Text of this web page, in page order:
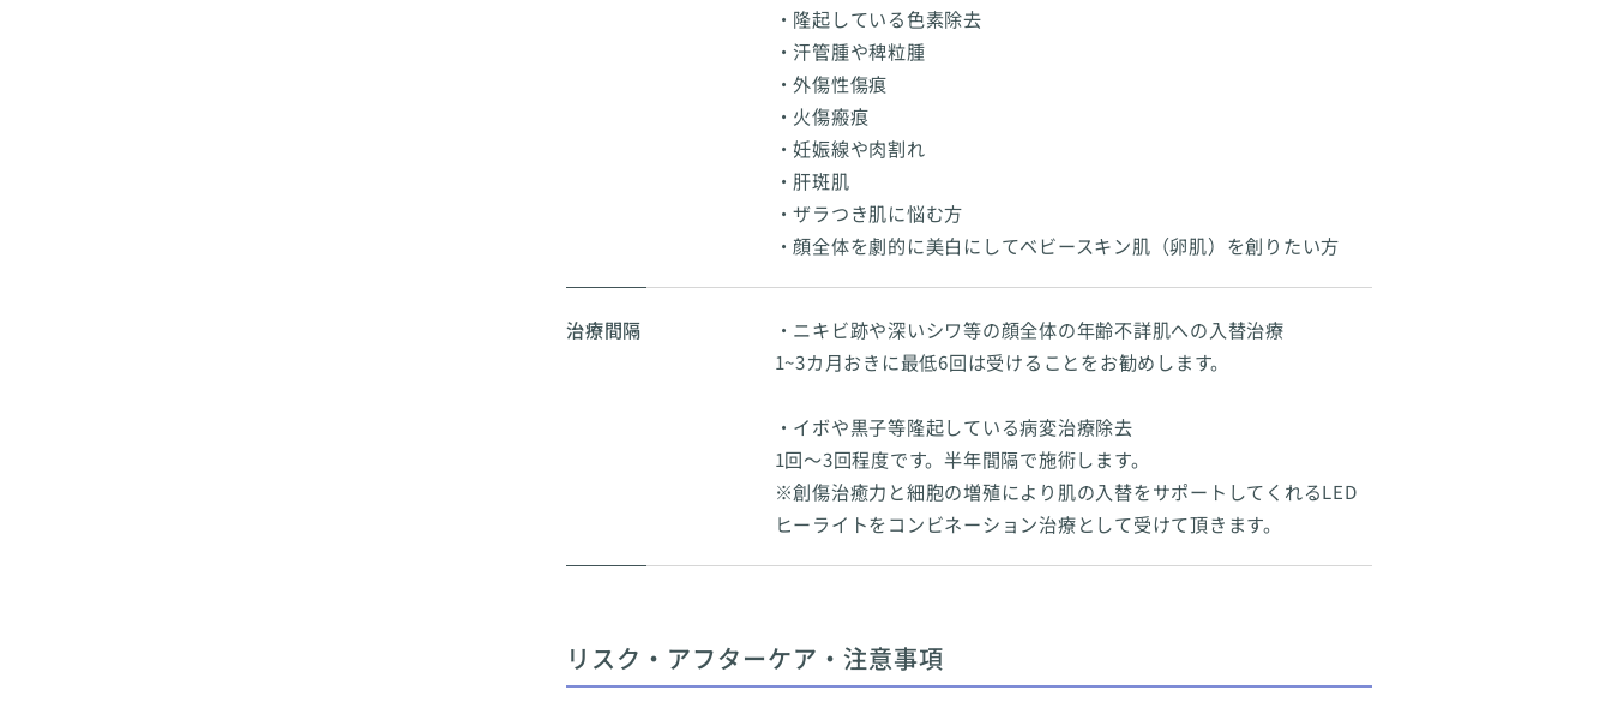
・隆起している色素除去
・汗管腫や稗粒腫
・外傷性傷痕
・火傷瘢痕
・妊娠線や肉割れ
・肝斑肌
・ザラつき肌に悩む方
・顔全体を劇的に美白にしてベビースキン肌（卵肌）を創りたい方
治療間隔
・ニキビ跡や深いシワ等の顔全体の年齢不詳肌への入替治療
1~3カ月おきに最低6回は受けることをお勧めします。
・イボや黒子等隆起している病変治療除去
1回～3回程度です。半年間隔で施術します。
※創傷治癒力と細胞の増殖により肌の入替をサポートしてくれるLED
ヒーライトをコンビネーション治療として受けて頂きます。
リスク・アフターケア・注意事項